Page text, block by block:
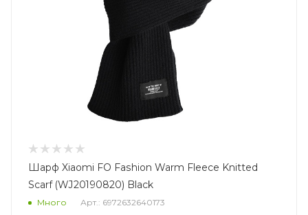
Шарф Xiaomi FO Fashion Warm Fleece Knitted
Scarf (WJ20190820) Black
Много Арт.: 6972632640173